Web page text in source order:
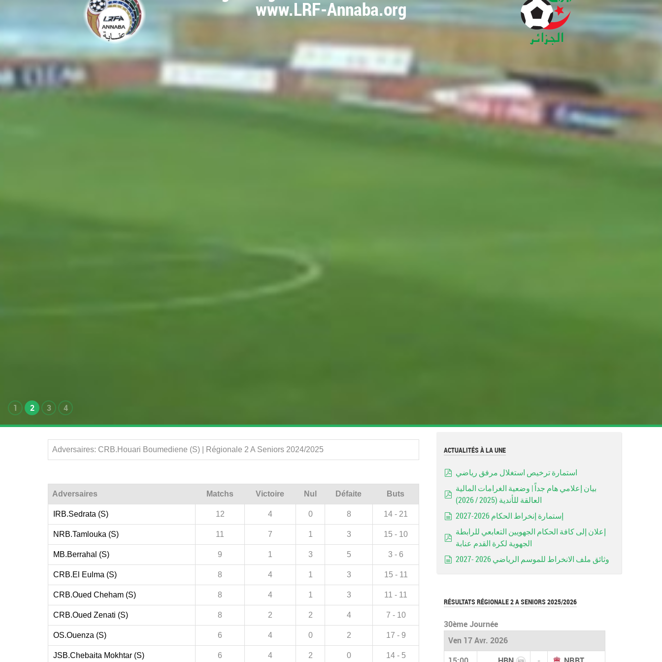
www.LRF-Annaba.org
1 2 3 4
Adversaires: CRB.Houari Boumediene (S) | Régionale 2 A Seniors 2024/2025
Adversaires Matchs Victoire Nul Défaite Buts
IRB.Sedrata (S) 12 4 0 8 14 - 21
NRB.Tamlouka (S) 11 7 1 3 15 - 10
MB.Berrahal (S) 9 1 3 5 3 - 6
CRB.El Eulma (S) 8 4 1 3 15 - 11
CRB.Oued Cheham (S) 8 4 1 3 11 - 11
CRB.Oued Zenati (S) 8 2 2 4 7 - 10
OS.Ouenza (S) 6 4 0 2 17 - 9
JSB.Chebaita Mokhtar (S) 6 4 2 0 14 - 5
ACTUALITÉS À LA UNE
استمارة ترخيص استغلال مرفق رياضي
pdf
بيان إعلامي هام جداً | وضعية الغرامات المالية
العالقة للأندية (2025 / 2026)
إستمارة إنخراط الحكام 2026-2027
pdf
إعلان إلى كافة الحكام الجهويين التعابعي للرابطة
الجهوية لكرة القدم عنابة
وثائق ملف الانخراط للموسم الرياضي 2026 -2027
RÉSULTATS RÉGIONALE 2 A SENIORS 2025/2026
30ème Journée
Ven 17 Avr. 2026